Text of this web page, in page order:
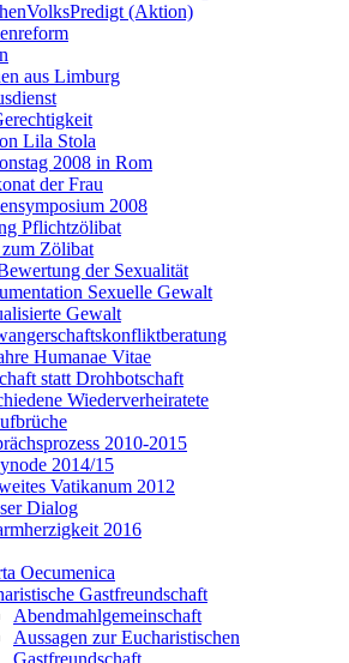
(Aktion)
aus Limburg
Lila Stola
2008 in Rom
der Frau
2008
Pflichtzölibat
Zölibat
der Sexualität
Sexuelle Gewalt
Gewalt
Humanae Vitae
statt Drohbotschaft
Wiederverheiratete
2010-2015
2014/15
Vatikanum 2012
Dialog
2016
Oecumenica
Gastfreundschaft
Abendmahlgemeinschaft
Aussagen zur Eucharistischen
Gastfreundschaft